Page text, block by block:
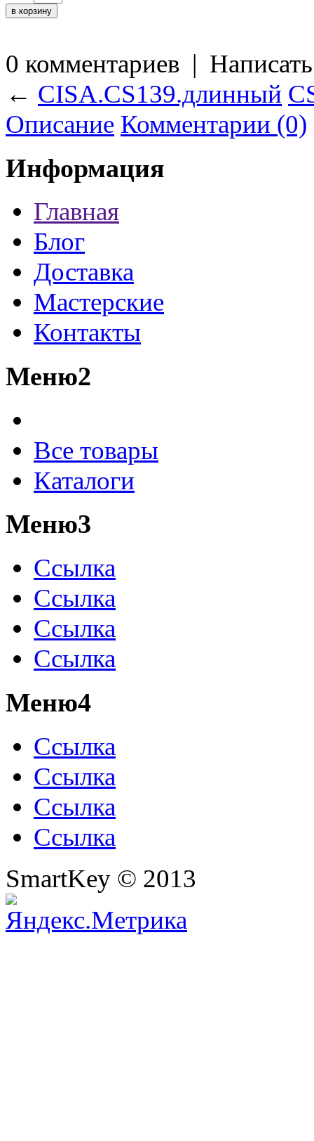
0 комментариев |
← CISA.CS139.длинный
Описание Комментарии (0)
Информация
Главная
Блог
Доставка
Мастерские
Контакты
Меню2
Все товары
Каталоги
Меню3
Ссылка
Ссылка
Ссылка
Ссылка
Меню4
Ссылка
Ссылка
Ссылка
Ссылка
SmartKey © 2013